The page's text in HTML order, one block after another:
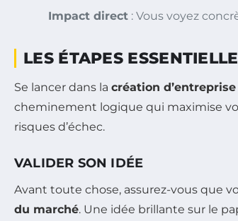
Impact direct : Vous voyez
LES ÉTAPES
Se lancer dans la création d’entreprise
cheminement logique qui maximise
risques d’échec.
VALIDER SON IDÉE
Avant toute chose, assurez-vous que
du marché. Une idée brillante sur le